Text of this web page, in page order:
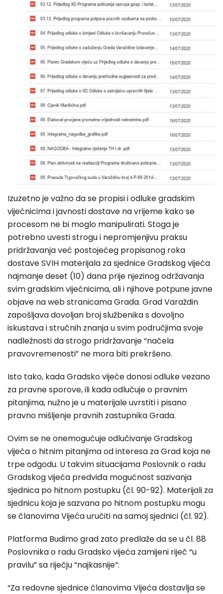
Izuzetno je važno da se propisi i odluke gradskim
vijećnicima i javnosti dostave na vrijeme kako se
procesom ne bi moglo manipulirati. Stoga je
potrebno uvesti strogu i nepromjenjivu praksu
pridržavanja već postojećeg propisanog roka
dostave SVIH materijala za sjednice Gradskog vijeća
najmanje deset (10) dana prije njezinog održavanja
svim gradskim vijećnicima, ali i njihove potpune javne
objave na web stranicama Grada. Grad Varaždin
zapošljava dovoljan broj službenika s dovoljno
iskustava i stručnih znanja u svim područjima svoje
nadležnosti da strogo pridržavanje “načela
pravovremenosti” ne mora biti prekršeno.
Isto tako, kada Gradsko vijeće donosi odluke vezano
za pravne sporove, ili kada odlučuje o pravnim
pitanjima, nužno je u materijale uvrstiti i pisano
pravno mišljenje pravnih zastupnika Grada.
Ovim se ne onemogućuje odlučivanje Gradskog
vijeća o hitnim pitanjima od interesa za Grad koja ne
trpe odgodu. U takvim situacijama Poslovnik o radu
Gradskog vijeća predviđa mogućnost sazivanja
sjednica po hitnom postupku (čl. 90-92). Materijali za
sjednicu koja je sazvana po hitnom postupku mogu
se članovima Vijeća uručiti na samoj sjednici (čl. 92).
Platforma Budimo grad zato predlaže da se u čl. 88
Poslovnika o radu Gradsko vijeća zamijeni riječ “u
pravilu” sa riječju “najkasnije”:
“Za redovne sjednice članovima Vijeća dostavlja se